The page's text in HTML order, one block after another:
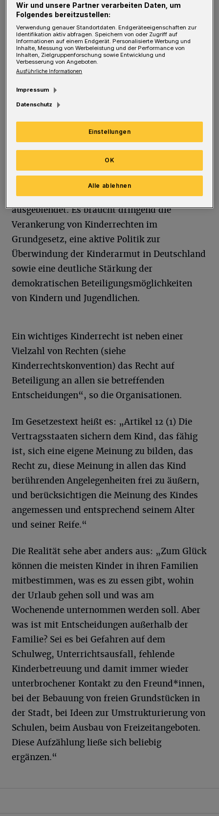
werden die Anliegen schnellstmöglich
bearbeiten und uns darum kümmern und
hoffen sehr, dass dieser auch gut genutzt
wird.“
Unter diesem Motto fordern „Jedes Kind
braucht eine Zukunft“ fordert der
Kinderschutzbund gemeinsam mit dem
Deutschen Kinderhilfswerk und UNICEF
Deutschland ein stärkeres politisches
Engagement für eine gerechte und lebenswerte
Zukunft junger Menschen. „Denn
wie vor an vielen Stellen systematisch
ausgeblendet. Es braucht dringend die
Verankerung von Kinderrechten im
Grundgesetz, eine aktive Politik zur
Überwindung der Kinderarmut in Deutschland
sowie eine deutliche Stärkung der
demokratischen Beteiligungsmöglichkeiten
von Kindern und Jugendlichen.
Ein wichtiges Kinderrecht ist neben einer
Vielzahl von Rechten (siehe
Kinderrechtskonvention) das Recht auf
Beteiligung an allen sie betreffenden
Entscheidungen“, so die Organisationen.
Im Gesetzestext heißt es: „Artikel 12 (1) Die
Vertragsstaaten sichern dem Kind, das fähig
ist, sich eine eigene Meinung zu bilden, das
Recht zu, diese Meinung in allen das Kind
berührenden Angelegenheiten frei zu äußern,
und berücksichtigen die Meinung des Kindes
angemessen und entsprechend seinem Alter
und seiner Reife.“
Die Realität sehe aber anders aus: „Zum Glück
können die meisten Kinder in ihren Familien
mitbestimmen, was es zu essen gibt, wohin
der Urlaub gehen soll und was am
Wochenende unternommen werden soll. Aber
was ist mit Entscheidungen außerhalb der
Familie? Sei es bei Gefahren auf dem
Schulweg, Unterrichtsausfall, fehlende
Kinderbetreuung und damit immer wieder
unterbrochener Kontakt zu den Freund*innen,
bei der Bebauung von freien Grundstücken in
der Stadt, bei Ideen zur Umstrukturierung von
Schulen, beim Ausbau von Freizeitangeboten.
Diese Aufzählung ließe sich beliebig
ergänzen.“
Wir und unsere Partner verarbeiten Daten, um
Folgendes bereitzustellen:
Verwendung genauer Standortdaten. Endgeräteeigenschaften zur
Identifikation aktiv abfragen. Speichern von oder Zugriff auf
Informationen auf einem Endgerät. Personalisierte Werbung und
Inhalte, Messung von Werbeleistung und der Performance von
Inhalten, Zielgruppenforschung sowie Entwicklung und
Verbesserung von Angeboten.
Ausführliche Informationen
Impressum
Datenschutz
Einstellungen
Alle ablehnen
OK